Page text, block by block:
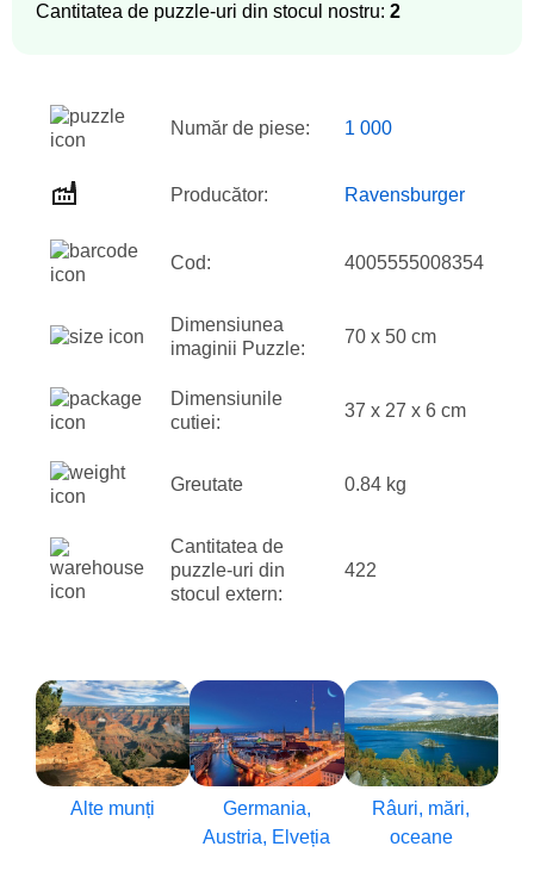
Cantitatea de puzzle-uri din stocul nostru: 2
Număr de piese: 1 000
Producător: Ravensburger
Cod: 4005555008354
Dimensiunea
imaginii Puzzle:
70 x 50 cm
Dimensiunile
cutiei:
37 x 27 x 6 cm
Greutate 0.84 kg
Cantitatea de
puzzle-uri din
stocul extern:
422
Alte munți
Germania,
Austria, Elveția
Râuri, mări,
oceane